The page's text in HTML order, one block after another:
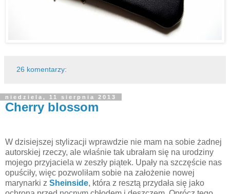
26 komentarzy:
niedziela, 11 sierpnia 2013
Cherry blossom
W dzisiejszej stylizacji wprawdzie nie mam na sobie żadnej
autorskiej rzeczy, ale właśnie tak ubrałam się na urodziny
mojego przyjaciela w zeszły piątek. Upały na szczęście nas
opuściły, więc pozwoliłam sobie na założenie nowej
marynarki z Sheinside, która z resztą przydała się jako